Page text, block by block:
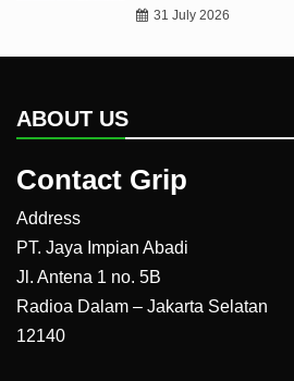
31 July 2026
ABOUT US
Contact Grip
Address
PT. Jaya Impian Abadi
Jl. Antena 1 no. 5B
Radioa Dalam – Jakarta Selatan
12140